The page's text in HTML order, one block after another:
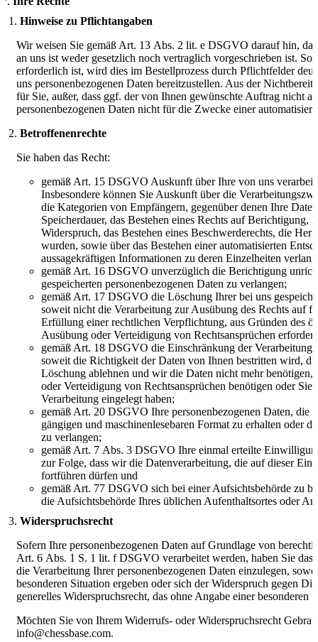
Hinweise zu Pflichtangaben
Wir weisen Sie gemäß Art. 13 Abs. 2 lit. e DSGVO darauf hin,
an uns ist weder gesetzlich noch vertraglich vorgeschrieben ist.
erforderlich ist, wird dies im Bestellprozess durch Pflichtfelder
uns personenbezogenen Daten bereitzustellen. Aus der
für Sie, außer, dass ggf. der von Ihnen gewünschte Auftrag nicht
personenbezogenen Daten nicht für die Zwecke einer
Betroffenenrechte
Sie haben das Recht:
gemäß Art. 15 DSGVO Auskunft über Ihre von uns
Insbesondere können Sie Auskunft über die
die Kategorien von Empfängern, gegenüber denen Ihre
Speicherdauer, das Bestehen eines Rechts auf
Widerspruch, das Bestehen eines Beschwerderechts, die
wurden, sowie über das Bestehen einer automatisierten
aussagekräftigen Informationen zu deren Einzelheiten
gemäß Art. 16 DSGVO unverzüglich die Berichtigung
gespeicherten personenbezogenen Daten zu verlangen;
gemäß Art. 17 DSGVO die Löschung Ihrer bei uns
soweit nicht die Verarbeitung zur Ausübung des Rechts auf
Erfüllung einer rechtlichen Verpflichtung, aus Gründen des
Ausübung oder Verteidigung von Rechtsansprüchen
gemäß Art. 18 DSGVO die Einschränkung der Verarbeitung
soweit die Richtigkeit der Daten von Ihnen bestritten wird,
Löschung ablehnen und wir die Daten nicht mehr
oder Verteidigung von Rechtsansprüchen benötigen oder
Verarbeitung eingelegt haben;
gemäß Art. 20 DSGVO Ihre personenbezogenen Daten, die
gängigen und maschinenlesebaren Format zu erhalten oder
zu verlangen;
gemäß Art. 7 Abs. 3 DSGVO Ihre einmal erteilte
zur Folge, dass wir die Datenverarbeitung, die auf dieser
fortführen dürfen und
gemäß Art. 77 DSGVO sich bei einer Aufsichtsbehörde zu
die Aufsichtsbehörde Ihres üblichen Aufenthaltsortes oder
Widerspruchsrecht
Sofern Ihre personenbezogenen Daten auf Grundlage von
Art. 6 Abs. 1 S. 1 lit. f DSGVO verarbeitet werden, haben Sie
die Verarbeitung Ihrer personenbezogenen Daten einzulegen,
besonderen Situation ergeben oder sich der Widerspruch gegen
generelles Widerspruchsrecht, das ohne Angabe einer besonderen
Möchten Sie von Ihrem Widerrufs- oder Widerspruchsrecht
info@chessbase.com.